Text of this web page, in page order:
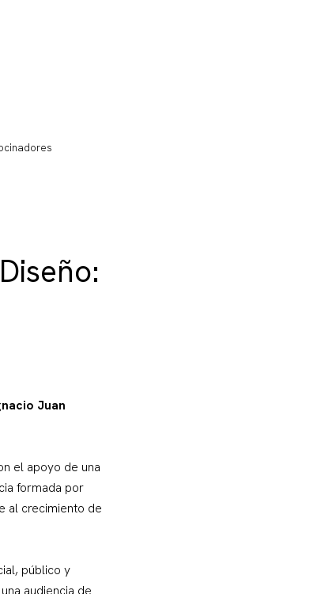
Juan
el apoyo de una
formada por
al crecimiento de
público y
audiencia de